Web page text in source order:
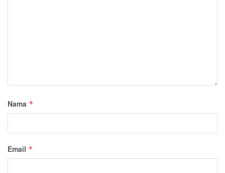
Nama *
Email *